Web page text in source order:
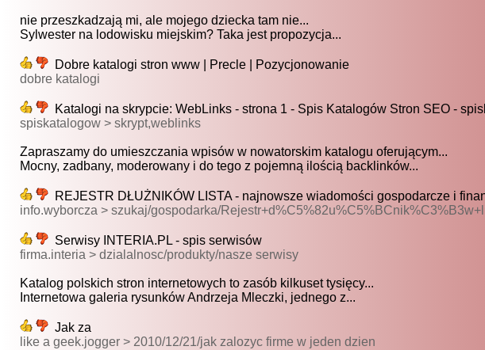
nie przeszkadzają mi, ale mojego dziecka tam nie...
Sylwester na lodowisku miejskim? Taka jest propozycja...
Dobre katalogi stron www | Precle | Pozycjonowanie
dobre katalogi
Katalogi na skrypcie: WebLinks - strona 1 - Spis Katalogów Stron SEO -
spiskatalogow > skrypt,weblinks
Zapraszamy do umieszczania wpisów w nowatorskim katalogu oferującym...
Mocny, zadbany, moderowany i do tego z pojemną ilością backlinków...
REJESTR DŁUŻNIKÓW LISTA - najnowsze wiadomości gospodarcze i
info.wyborcza > szukaj/gospodarka/
Serwisy INTERIA.PL - spis serwisów
firma.interia > dzialalnosc/produkty/nasze serwisy
Katalog polskich stron internetowych to zasób kilkuset tysięcy...
Internetowa galeria rysunków Andrzeja Mleczki, jednego z...
Jak za
like a geek.jogger > 2010/12/21/jak zalozyc firme w jeden dzien